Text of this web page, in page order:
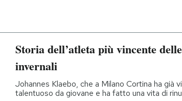
Storia dell’atleta più vincente
invernali
Johannes Klaebo, che a Milano Cortina ha già
talentuoso da giovane e ha fatto una vita di